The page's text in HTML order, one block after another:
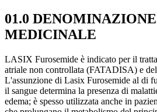
01.0
MEDICINALE
LASIX Furosemide è indicato per il
atriale non controllata (FATADISA) e
L'assunzione di Lasix Furosemide al di
il sangue determina la presenza di
edema; è spesso utilizzata anche in